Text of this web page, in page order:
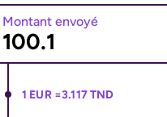
Montant envoyé
1 EUR =3.117 TND